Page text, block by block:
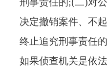
决定撤销案件、不
终止追究刑事责任
如果侦查机关是依